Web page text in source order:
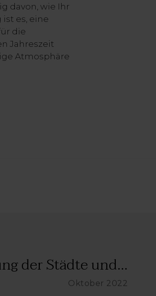
davon, wie Ihr
es, eine
die
Jahreszeit
Atmosphäre
der Städte und...
Oktober 2022